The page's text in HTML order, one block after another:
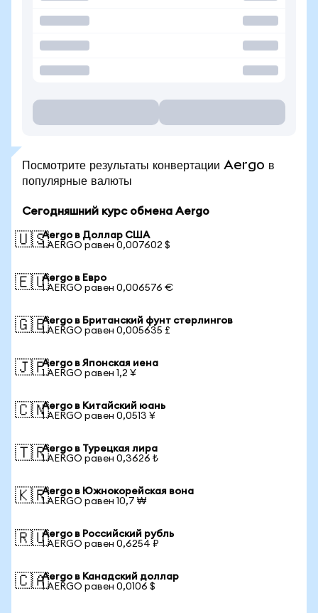
Посмотрите результаты конвертации Aergo в
популярные валюты
Сегодняшний курс обмена Aergo
🇺🇸Aergo в Доллар США
1 AERGO равен 0,007602 $
🇪🇺Aergo в Евро
1 AERGO равен 0,006576 €
🇬🇧Aergo в Британский фунт стерлингов
1 AERGO равен 0,005635 £
🇯🇵Aergo в Японская иена
1 AERGO равен 1,2 ¥
🇨🇳Aergo в Китайский юань
1 AERGO равен 0,0513 ¥
🇹🇷Aergo в Турецкая лира
1 AERGO равен 0,3626 ₺
🇰🇷Aergo в Южнокорейская вона
1 AERGO равен 10,7 ₩
🇷🇺Aergo в Российский рубль
1 AERGO равен 0,6254 ₽
🇨🇦Aergo в Канадский доллар
1 AERGO равен 0,0106 $